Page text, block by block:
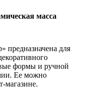
масса
предназначена для
формы и ручной
Ее можно
магазине.